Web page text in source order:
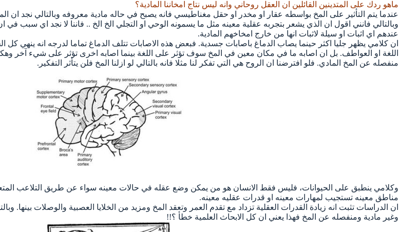
ماهو ردك على المتدينين القائلين ان العقل روحاني وانه ليس نتاج امخاننا المادية؟
عندما يتم التأثير على المخ بواسطه عقار او مخدر او حقل مغناطيسي فانه يصبح في حاله مادية معروفه وبالتالي نجد ان
وبالتالي فانني اقول ان الذي يشعر بتجربه عقلية معينه مثل ما يسمونه الوحي او التجلي الخ الخ .. فاننا لا نجد اي
عندهم اي اثبات او سيلة لاثبات انها من خارج امخاخهم المادية.
ان كلامي يظهر جليا اكثر حينما يصاب الدماغ باصابات جسدية. فبعض هذه الاصابات تتلف الدماغ تماما لدرجه انه ينهي كل
اللغة او العواطف. بل ان اصابه ما في مكان معين في المخ سوف تؤثر على اللغة بينما اصابه اخرى تؤثر على شيء آخر
منفصله عن المخ المادي. فلو افترضنا ان الروح هي التي تفكر لنا مثلا فانه بالتالي لو ازلنا المخ فلن يتأثر التفكير.
وكلامي ينطبق على الحيوانات، فليس فقط الانسان هو من يمكن وضع عقله في حالات معينه سواء عن طريق التلاعب
مناطق معينه تستجيب لمهارات معينه او قدرات عقليه معينه.
ان الدراسات تثبت انه زيادة القدرات العقلية تزداد مع تقدم العمر وتعقد المخ ومزيد من الخلايا العصبية والوصلات بينها.
وغير مادية ومنفصله عن المخ فهذا يعني ان كل الابحاث العلمية خطأ ؟!!